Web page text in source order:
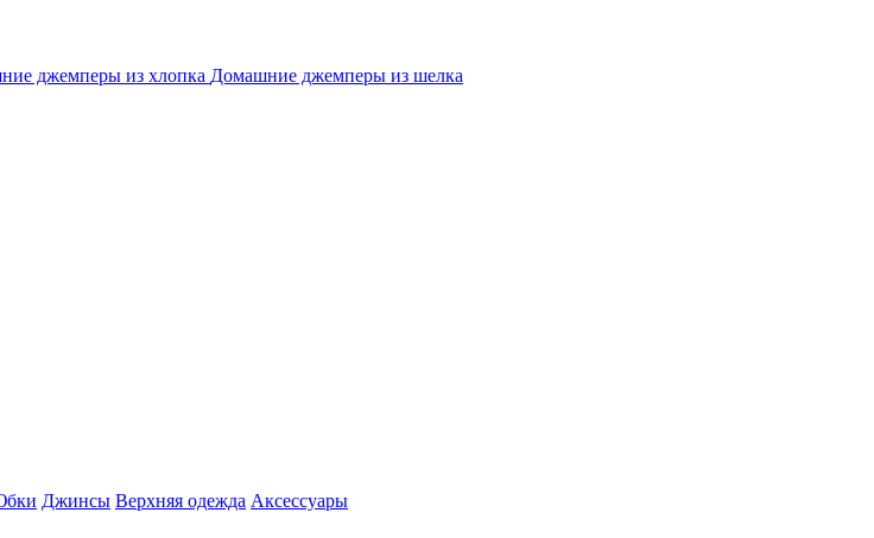
джемперы из хлопка Домашние джемперы из шелка
Джинсы Верхняя одежда Аксессуары